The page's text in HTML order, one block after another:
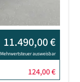
11.490,00 €
Mehrwertsteuer ausweisbar
124,00 €